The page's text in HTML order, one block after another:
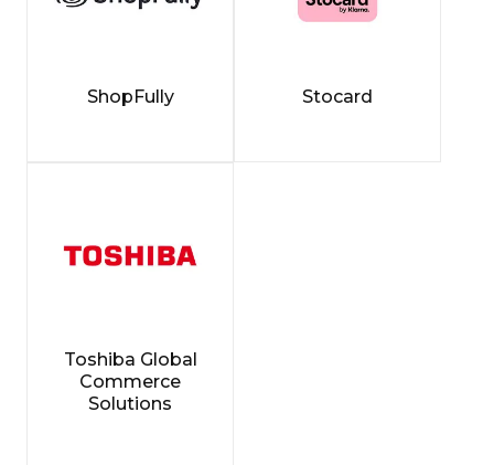
ShopFully Stocard
Toshiba Global
Commerce
Solutions